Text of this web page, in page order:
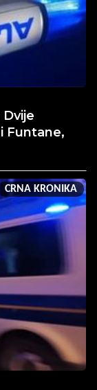
Funtane,
CRNA KRONIKA